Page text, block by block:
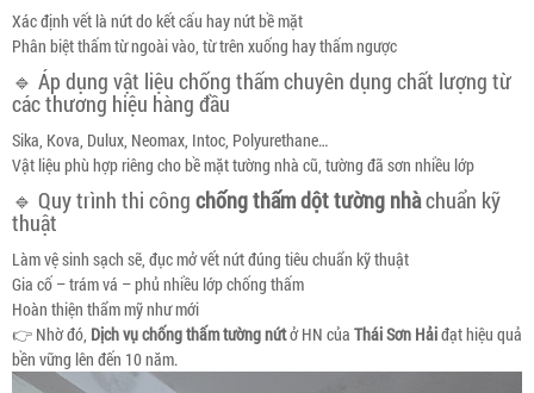
Xác định vết là nứt do kết cấu hay nứt bề mặt
Phân biệt thấm từ ngoài vào, từ trên xuống hay thấm ngược
🔹 Áp dụng vật liệu chống thấm chuyên dụng chất lượng từ
các thương hiệu hàng đầu
Sika, Kova, Dulux, Neomax, Intoc, Polyurethane…
Vật liệu phù hợp riêng cho bề mặt tường nhà cũ, tường đã sơn nhiều lớp
🔹 Quy trình thi công chống thấm dột tường nhàchuẩn kỹ
thuật
Làm vệ sinh sạch sẽ, đục mở vết nứt đúng tiêu chuẩn kỹ thuật
Gia cố – trám vá – phủ nhiều lớp chống thấm
Hoàn thiện thẩm mỹ như mới
👉 Nhờ đó, Dịch vụ chống thấm tường nứtở HN của Thái Sơn Hảiđạt hiệu quả
bền vững lên đến 10 năm.